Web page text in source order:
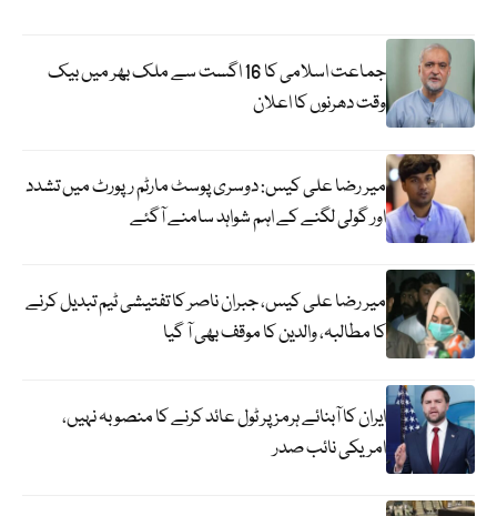
جماعت اسلامی کا 16 اگست سے ملک بھر میں بیک
وقت دھرنوں کا اعلان
میر رضا علی کیس: دوسری پوسٹ مارٹم رپورٹ میں تشدد
اور گولی لگنے کے اہم شواہد سامنے آگئے
میر رضا علی کیس، جبران ناصر کا تفتیشی ٹیم تبدیل کرنے
کا مطالبہ، والدین کا موقف بھی آ گیا
ایران کا آبنائے ہرمز پر ٹول عائد کرنے کا منصوبہ نہیں،
امریکی نائب صدر